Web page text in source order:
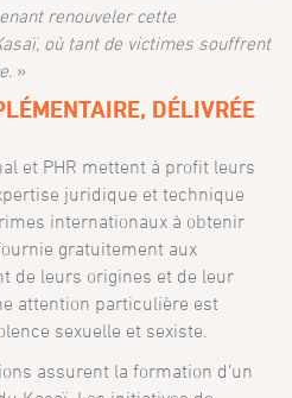
renouveler cette
où tant de victimes souffrent
»
DÉLIVRÉE
et PHR mettent à profit leurs
juridique et technique
internationaux à obtenir
gratuitement aux
de leurs origines et de leur
attention particulière est
sexuelle et sexiste.
assurent la formation d’un